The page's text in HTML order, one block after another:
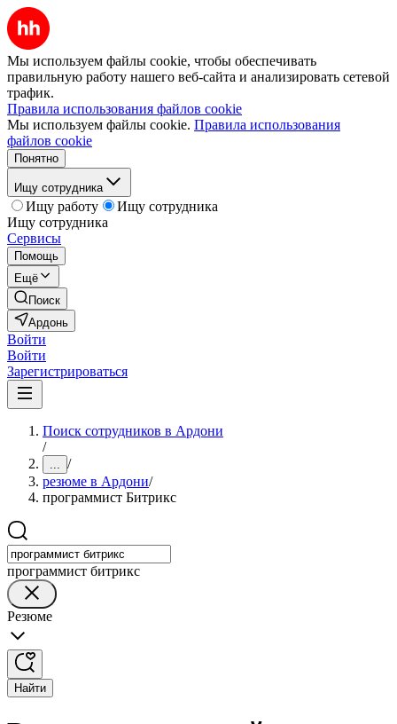
Мы используем файлы cookie, чтобы обеспечивать
правильную работу нашего веб-сайта и анализировать сетевой
трафик.
Правила использования файлов cookie
Мы используем файлы cookie. Правила использования
файлов cookie
Понятно
Ищу сотрудника
Ищу работу
Ищу сотрудника
Ищу сотрудника
Сервисы
Помощь
Ещё
Поиск
Ардонь
Войти
Войти
Зарегистрироваться
Поиск сотрудников в Ардони
/
... /
резюме в Ардони/
программист Битрикс
программист битрикс
Резюме
Найти